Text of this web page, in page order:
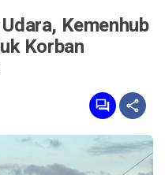
Kemenhub
Korban